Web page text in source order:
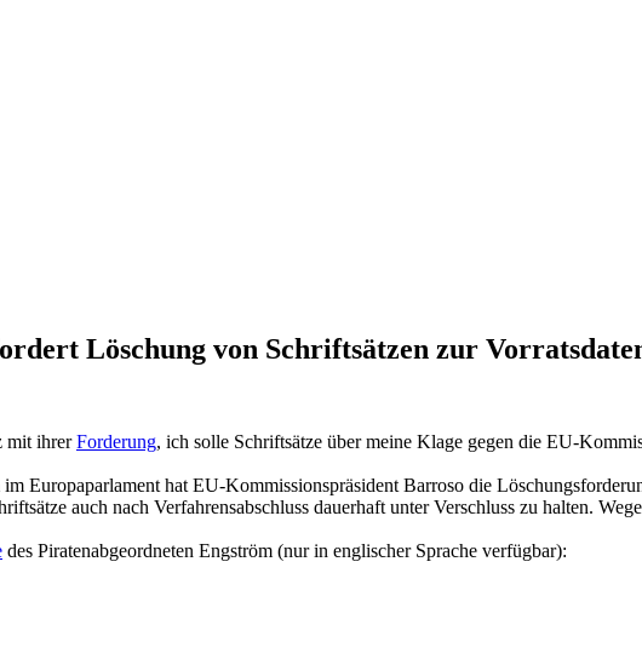
Löschung von Schriftsätzen zur
mit ihrerForderung, ich solle Schriftsätze über meine Klage gegen die EU-
Europaparlament hat EU-Kommissionspräsident Barroso die
auch nach Verfahrensabschluss dauerhaft unter Verschluss zu halten.
des Piratenabgeordneten Engström (nur in englischer Sprache verfügbar):